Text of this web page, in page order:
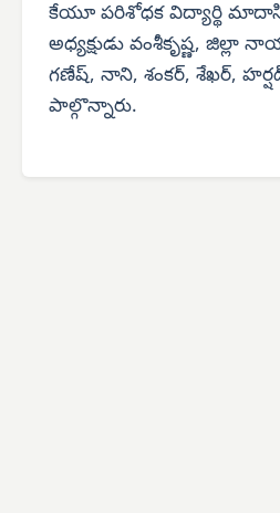
కేయూ పరిశోధక విద్యార్థి
అధ్యక్షుడు వంశీకృష్ణ, జిల్లా
గణేష్, నాని, శంకర్, శేఖర్,
పాల్గొన్నారు.